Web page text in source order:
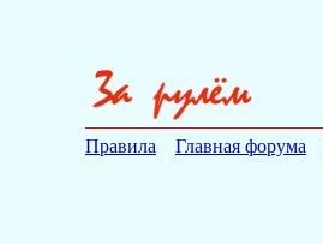
Правила Главная форума